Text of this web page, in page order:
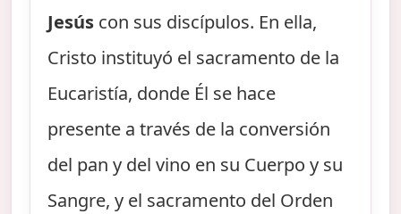
Jesús con sus discípulos. En ella,
Cristo instituyó el sacramento de la
Eucaristía, donde Él se hace
presente a través de la conversión
del pan y del vino en su Cuerpo y su
Sangre, y el sacramento del Orden